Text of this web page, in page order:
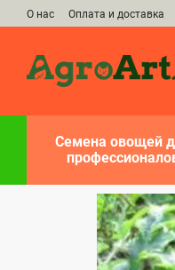
Перейти к основному
О нас Оплата и доставка
Семена овощей